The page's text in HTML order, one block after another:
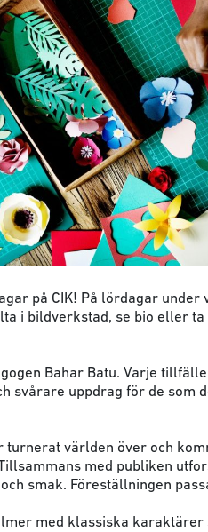
på CIK! På lördagar under
i bildverkstad, se bio eller ta
Bahar Batu. Varje
svårare uppdrag för de som
turnerat världen över och
med publiken
smak. Föreställningen
med klassiska karaktärer